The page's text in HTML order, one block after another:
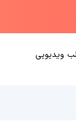
ویدیویی